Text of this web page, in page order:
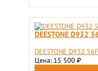
DEESTONE D932
DEESTONE D932
Цена: 15 500 ₽